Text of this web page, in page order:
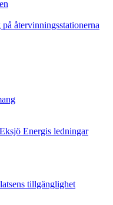
återvinningsstationerna
Energis ledningar
tillgänglighet